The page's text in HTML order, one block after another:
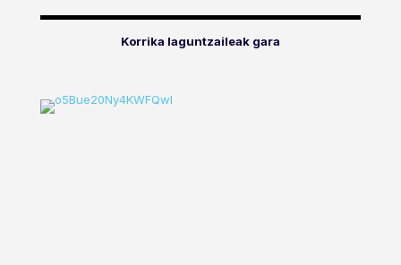
Korrika laguntzaileak gara